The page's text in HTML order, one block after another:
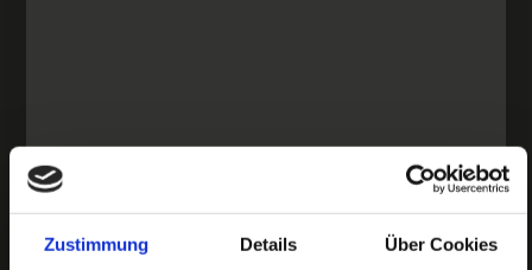
Zustimmung Details Über Cookies